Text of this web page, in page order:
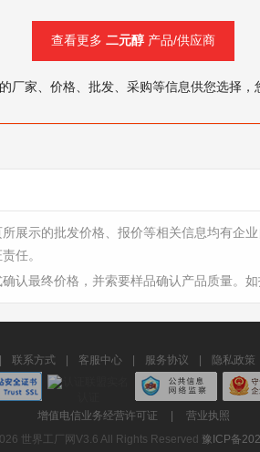
查看更多 二元醇 产品/供应商
厂家、价格、批发、采购等信息供您选择，
展示的批发价格、报价等相关信息均有企
任。
认最终价格，并索要样品确认产品质量。
联系方式 客服中心 服务协议 隐私政策
增值电信业务经营许可证
营业执照
世界工厂网V3.6 All Rights Reserved 豫ICP备